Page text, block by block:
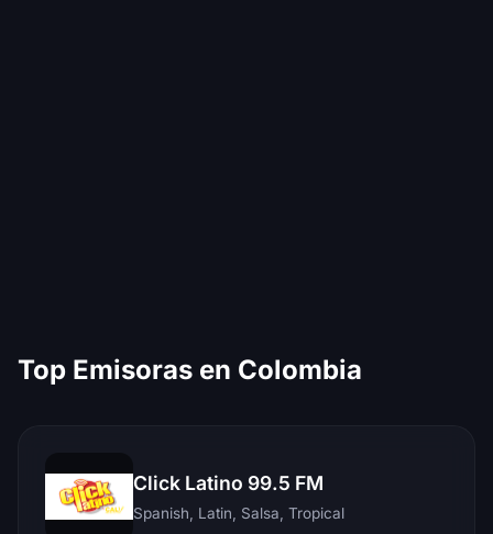
Top Emisoras en Colombia
Click Latino 99.5 FM
Spanish, Latin, Salsa, Tropical